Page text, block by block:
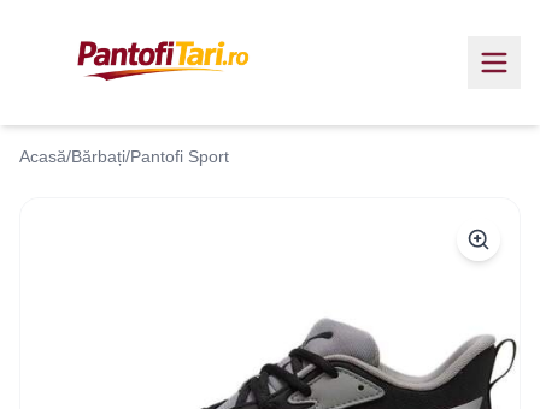
Acasă/Bărbați/Pantofi Sport